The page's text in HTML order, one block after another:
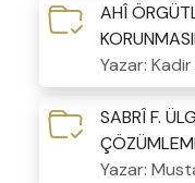
AHÎ
Yazar: Kadir
SABRÎ F.
Yazar: